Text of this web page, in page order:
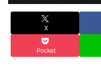
X
Pocket